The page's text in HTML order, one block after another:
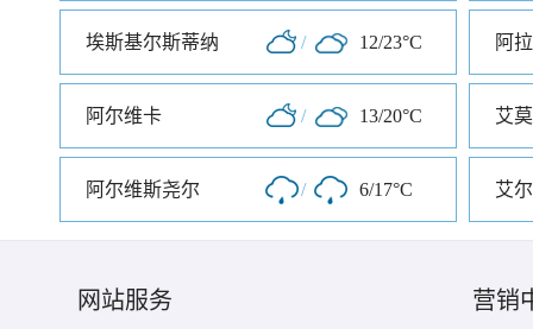
埃斯基尔斯蒂纳 / 12/23°C 阿
阿尔维卡 / 13/20°C 艾
阿尔维斯尧尔 / 6/17°C 艾
网站服务 营销